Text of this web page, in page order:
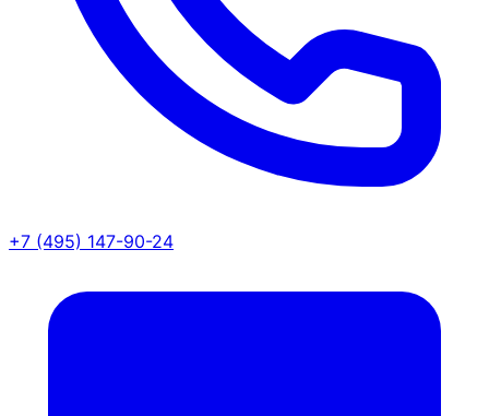
+7 (495) 147-90-24